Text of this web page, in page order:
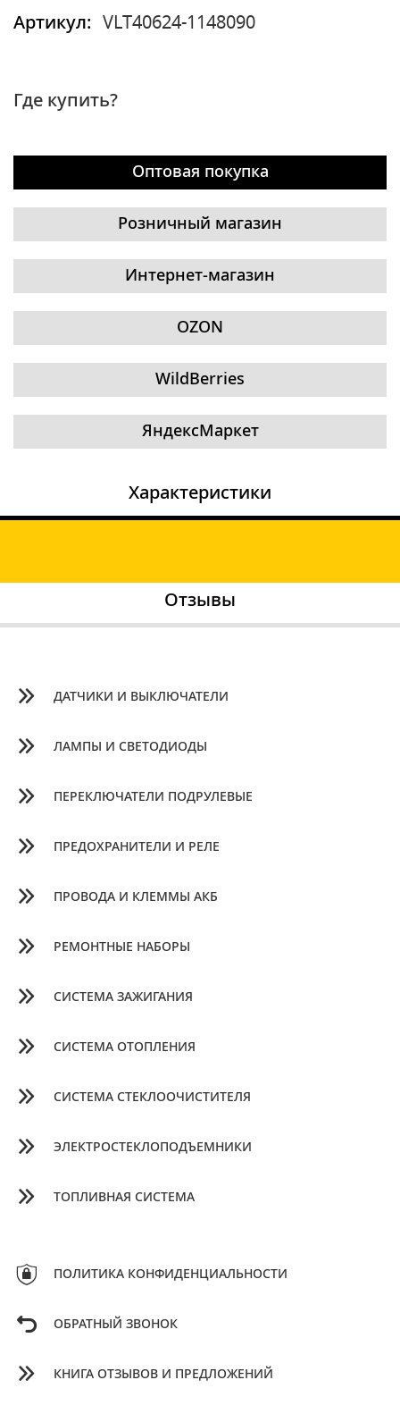
Артикул:
VLT40624-1148090
Где купить?
Оптовая покупка
Розничный магазин
Интернет-магазин
OZON
WildBerries
ЯндексМаркет
Характеристики
Отзывы
ДАТЧИКИ И ВЫКЛЮЧАТЕЛИ
ЛАМПЫ И СВЕТОДИОДЫ
ПЕРЕКЛЮЧАТЕЛИ ПОДРУЛЕВЫЕ
ПРЕДОХРАНИТЕЛИ И РЕЛЕ
ПРОВОДА И КЛЕММЫ АКБ
РЕМОНТНЫЕ НАБОРЫ
СИСТЕМА ЗАЖИГАНИЯ
СИСТЕМА ОТОПЛЕНИЯ
СИСТЕМА СТЕКЛООЧИСТИТЕЛЯ
ЭЛЕКТРОСТЕКЛОПОДЪЕМНИКИ
ТОПЛИВНАЯ СИСТЕМА
ПОЛИТИКА КОНФИДЕНЦИАЛЬНОСТИ
ОБРАТНЫЙ ЗВОНОК
КНИГА ОТЗЫВОВ И ПРЕДЛОЖЕНИЙ